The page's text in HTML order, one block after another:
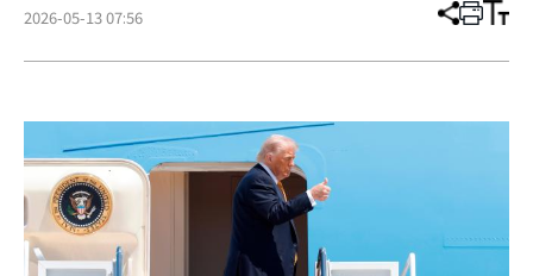
2026-05-13 07:56 分
章
打 调
小